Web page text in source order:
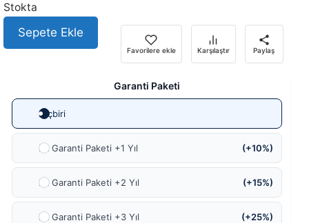
Stokta
Sepete Ekle
Favorilere ekle Karşılaştır Paylaş
Garanti Paketi
Hiçbiri
Ek Garanti Paketi +1 Yıl (+10%)
Ek Garanti Paketi +2 Yıl (+15%)
Ek Garanti Paketi +3 Yıl (+25%)